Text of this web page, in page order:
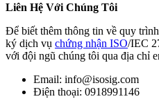
Liên Hệ Với Chúng Tôi
Để biết thêm thông tin về quy
ký dịch vụ chứng nhận ISO/IEC
với đội ngũ chúng tôi qua địa chỉ
Email: info@isosig.com
Điện thoại: 0918991146